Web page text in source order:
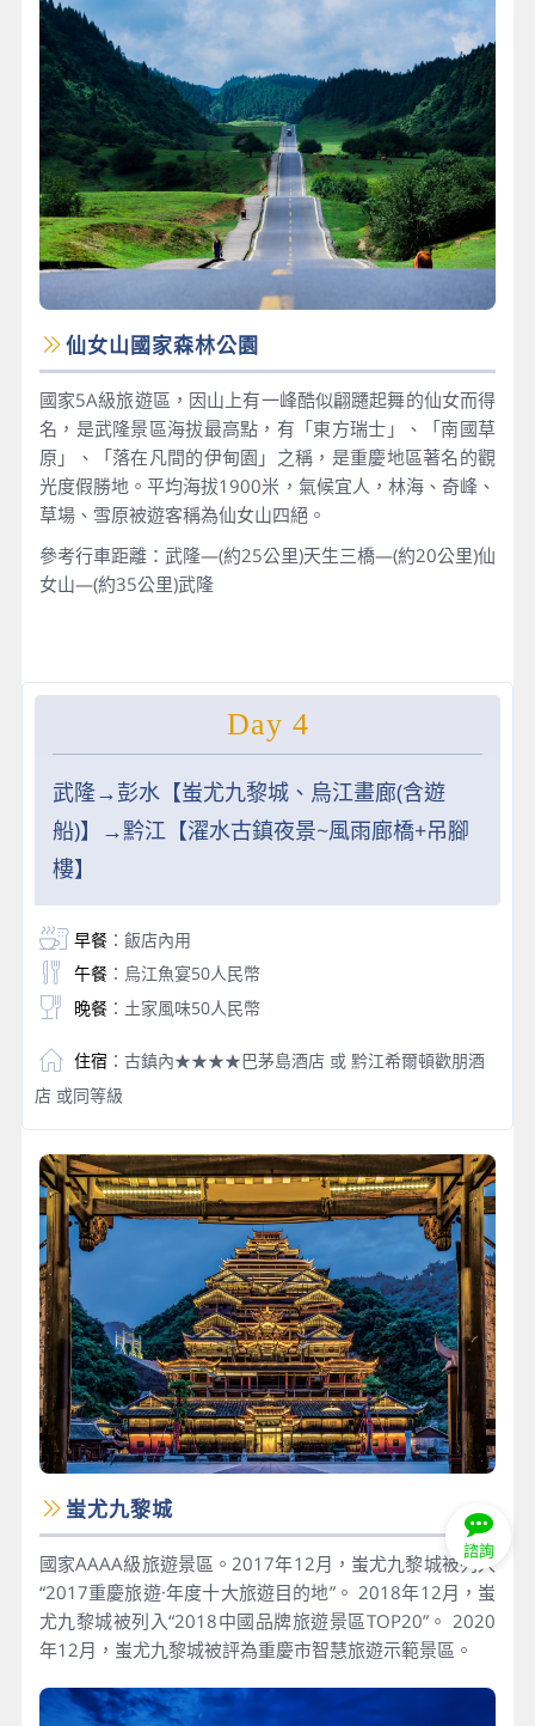
仙女山國家森林公園
國家5A級旅遊區，因山上有一峰酷似翩躚起舞的仙女而得
名，是武隆景區海拔最高點，有「東方瑞士」、「南國草
原」、「落在凡間的伊甸園」之稱，是重慶地區著名的觀
光度假勝地。平均海拔1900米，氣候宜人，林海、奇峰、
草場、雪原被遊客稱為仙女山四絕。
參考行車距離：武隆—(約25公里)天生三橋—(約20公里)仙
女山—(約35公里)武隆
Day 4
武隆→彭水【蚩尤九黎城、烏江畫廊(含遊
船)】→黔江【濯水古鎮夜景~風雨廊橋+吊腳
樓】
早餐：飯店內用
午餐：烏江魚宴50人民幣
晚餐：土家風味50人民幣
住宿 ：古鎮內★★★★巴茅島酒店 或 黔江希爾頓歡朋酒
店 或同等級
蚩尤九黎城
國家AAAA級旅遊景區。2017年12月，蚩尤九黎城被列入
“2017重慶旅遊·年度十大旅遊目的地”。 2018年12月，蚩
尤九黎城被列入“2018中國品牌旅遊景區TOP20”。 2020
年12月，蚩尤九黎城被評為重慶市智慧旅遊示範景區。
諮詢